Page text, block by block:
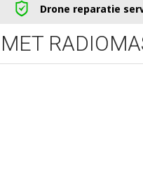
Drone reparatie